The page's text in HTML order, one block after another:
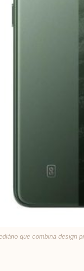
que combina design